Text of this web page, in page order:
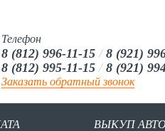
Телефон
8 (812) 996-11-15 / 8 (921)
8 (812) 995-11-15 / 8 (921)
Заказать обратный звонок
ВЫКУП